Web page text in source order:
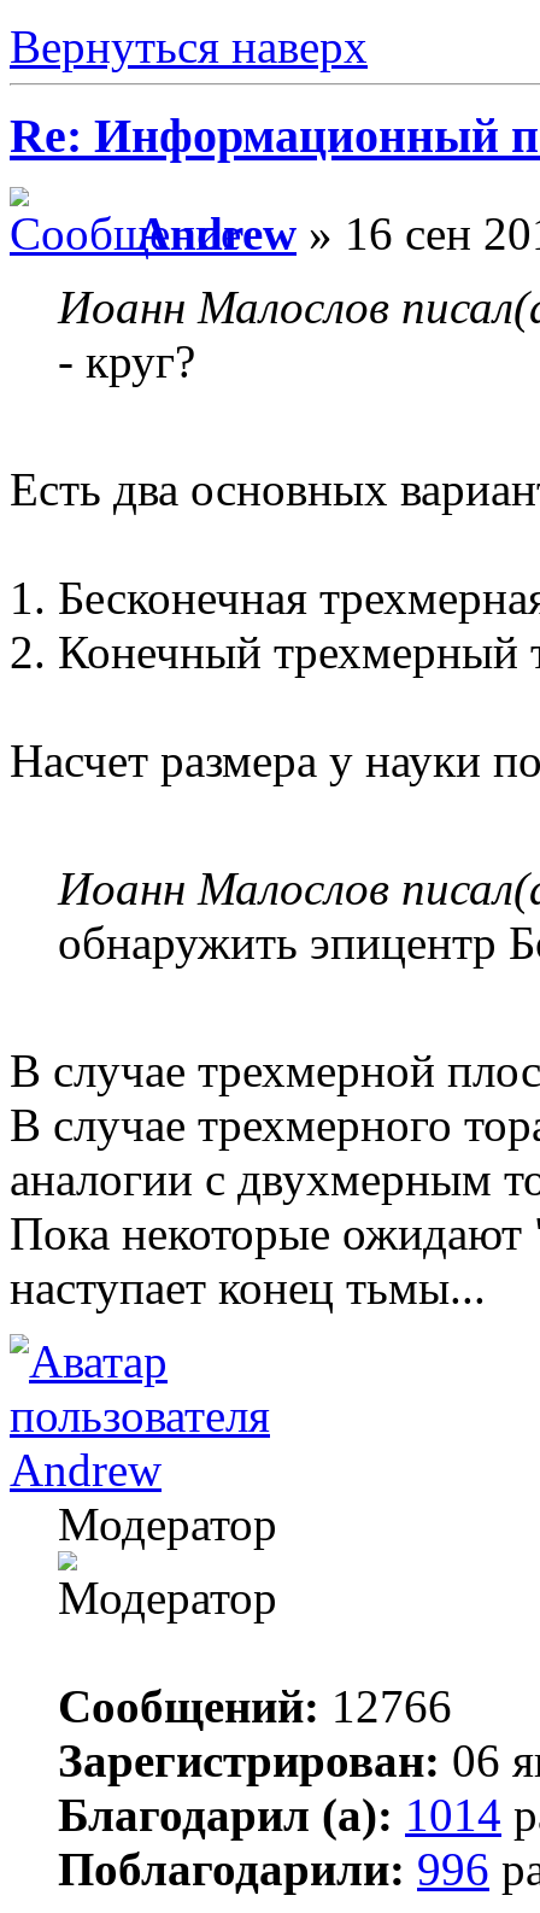
Вернуться наверх
Re: Информационный
Andrew » 16 сен
Иоанн Малослов
- круг?
Есть два основных
1. Бесконечная
2. Конечный трехмерный
Насчет размера у науки
Иоанн Малослов
обнаружить эпицентр
В случае трехмерной
В случае трехмерного
аналогии с двухмерным
Пока некоторые ожидают
наступает конец тьмы...
Andrew
Модератор
Сообщений: 12766
Зарегистрирован: 06
Благодарил (а): 1014
Поблагодарили: 996